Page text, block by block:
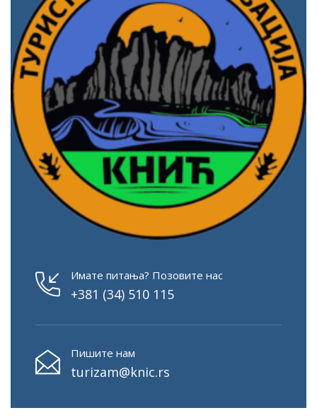
Имате питања? Позовите нас
+381 (34) 510 115
Пишите нам
turizam@knic.rs